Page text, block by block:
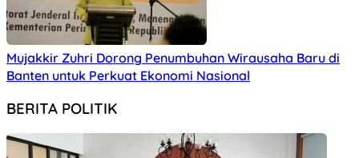
Mujakkir Zuhri Dorong Penumbuhan Wirausaha Baru di
Banten untuk Perkuat Ekonomi Nasional
BERITA POLITIK